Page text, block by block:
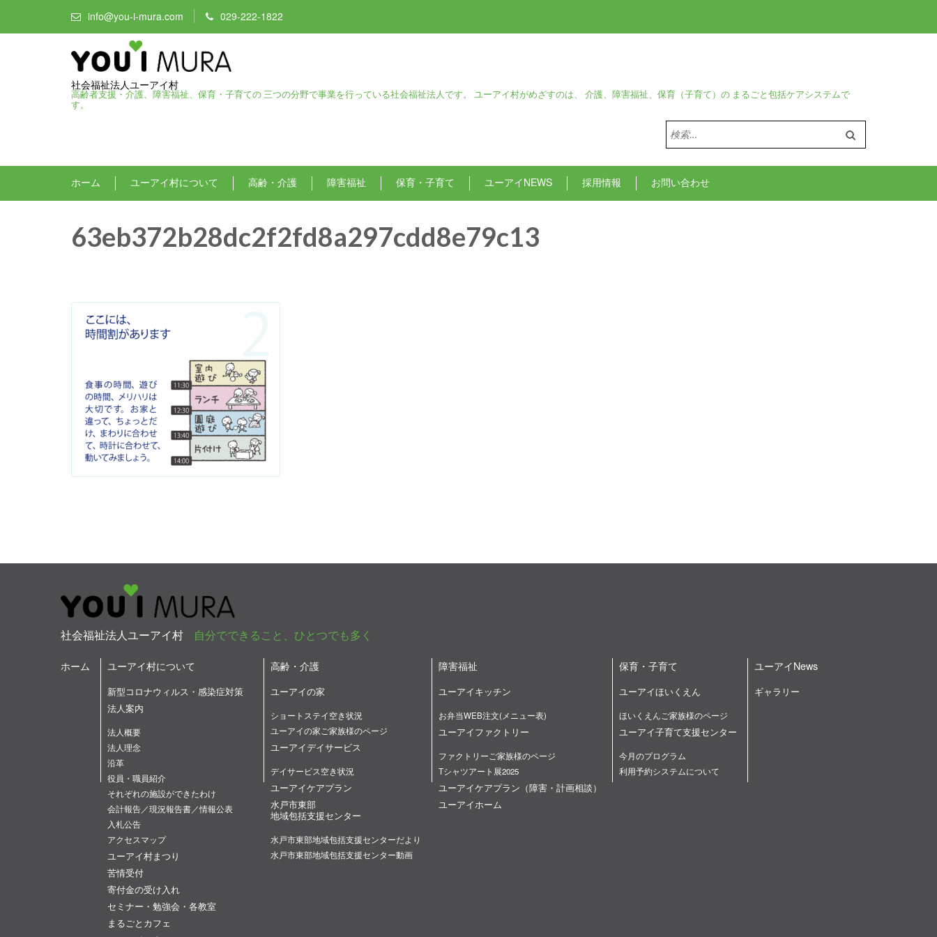
info@you-i-mura.com 029-222-1822
社会福祉法人ユーアイ村
高齢者支援・介護、障害福祉、保育・子育ての 三つの分野で事業を行っている社会福祉法人です。 ユーアイ村がめざすのは、 介護、障害福祉、保育（子育て）の まるごと包括ケアシステムで
す。
検
索:
ホーム ユーアイ村について 高齢・介護 障害福祉 保育・子育て ユーアイNEWS 採用情報 お問い合わせ
63eb372b28dc2f2fd8a297cdd8e79c13
社会福祉法人ユーアイ村 自分でできること、ひとつでも多く
ホーム ユーアイ村について
新型コロナウィルス・感染症対策
法人案内
法人概要
法人理念
沿革
役員・職員紹介
それぞれの施設ができたわけ
会計報告／現況報告書／情報公表
入札公告
アクセスマップ
ユーアイ村まつり
苦情受付
寄付金の受け入れ
セミナー・勉強会・各教室
まるごとカフェ
高齢・介護
ユーアイの家
ショートステイ空き状況
ユーアイの家ご家族様のページ
ユーアイデイサービス
デイサービス空き状況
ユーアイケアプラン
水戸市東部
地域包括支援センター
水戸市東部地域包括支援センターだより
水戸市東部地域包括支援センター動画
障害福祉
ユーアイキッチン
お弁当WEB注文(メニュー表)
ユーアイファクトリー
ファクトリーご家族様のページ
Tシャツアート展2025
ユーアイケアプラン（障害・計画相談）
ユーアイホーム
保育・子育て
ユーアイほいくえん
ほいくえんご家族様のページ
ユーアイ子育て支援センター
今月のプログラム
利用予約システムについて
ユーアイNews
ギャラリー